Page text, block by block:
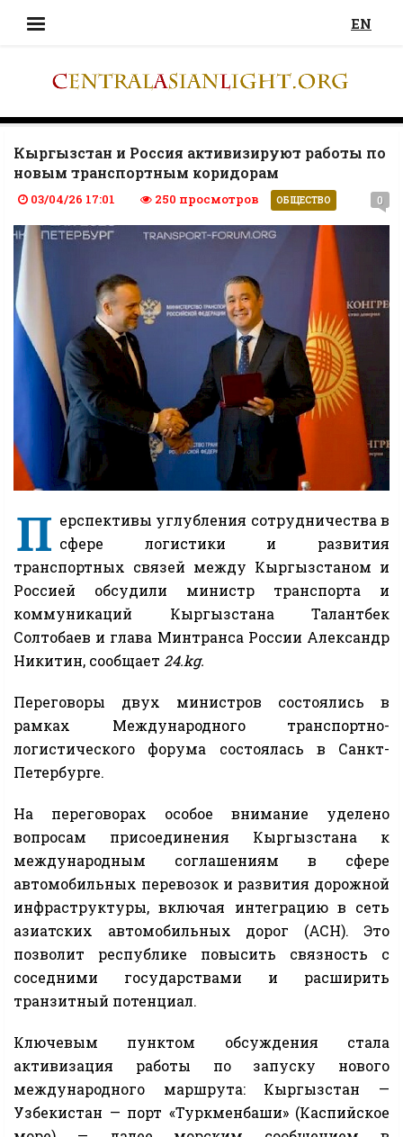
EN
Кыргызстан и Россия активизируют работы по
новым транспортным коридорам
03/04/26 17:01 250 просмотров ОБЩЕСТВО 0
П ерспективы углубления сотрудничества в
сфере логистики и развития
транспортных связей между Кыргызстаном и
Россией обсудили министр транспорта и
коммуникаций Кыргызстана Талантбек
Солтобаев и глава Минтранса России Александр
Никитин, сообщает 24.kg.
Переговоры двух министров состоялись в
рамках Международного транспортно-
логистического форума состоялась в Санкт-
Петербурге.
На переговорах особое внимание уделено
вопросам присоединения Кыргызстана к
международным соглашениям в сфере
автомобильных перевозок и развития дорожной
инфраструктуры, включая интеграцию в сеть
азиатских автомобильных дорог (АСН). Это
позволит республике повысить связность с
соседними государствами и расширить
транзитный потенциал.
Ключевым пунктом обсуждения стала
активизация работы по запуску нового
международного маршрута: Кыргызстан —
Узбекистан — порт «Туркменбаши» (Каспийское